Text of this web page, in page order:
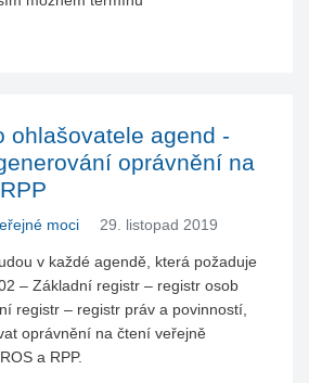
ohlašovatele agend -
oprávnění na
moci 29. listopad 2019
v každé agendě, která požaduje
– Základní registr – registr osob
registr – registr práv a povinností,
oprávnění na čtení veřejně
a RPP.